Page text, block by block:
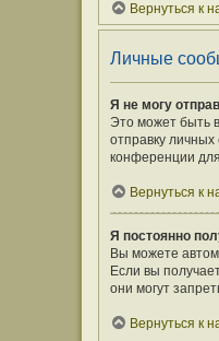
Вернуться к
Личные
Я не могу
Это может быть
отправку
конференции
Вернуться к
Я постоянно
Вы можете
Если вы
они могут
Вернуться к